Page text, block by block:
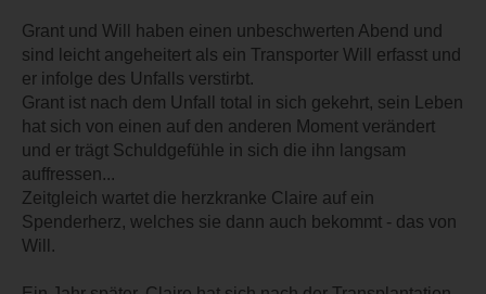
Grant und Will haben einen unbeschwerten Abend und
sind leicht angeheitert als ein Transporter Will erfasst und
er infolge des Unfalls verstirbt.
Grant ist nach dem Unfall total in sich gekehrt, sein Leben
hat sich von einen auf den anderen Moment verändert
und er trägt Schuldgefühle in sich die ihn langsam
auffressen...
Zeitgleich wartet die herzkranke Claire auf ein
Spenderherz, welches sie dann auch bekommt - das von
Will.